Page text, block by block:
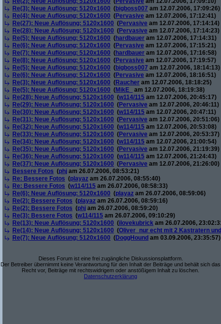
Re(3): Neue Auflösung: 5120x1600 (bigboss007 am 12.07.2006, 17:09:26)
Re(4): Neue Auflösung: 5120x1600 (Pervasive am 12.07.2006, 17:12:41)
Re(27): Neue Auflösung: 5120x1600 (Pervasive am 12.07.2006, 17:14:14)
Re(28): Neue Auflösung: 5120x1600 (Pervasive am 12.07.2006, 17:14:23)
Re(5): Neue Auflösung: 5120x1600 (hardbauer am 12.07.2006, 17:14:31)
Re(6): Neue Auflösung: 5120x1600 (Pervasive am 12.07.2006, 17:15:21)
Re(7): Neue Auflösung: 5120x1600 (hardbauer am 12.07.2006, 17:16:58)
Re(8): Neue Auflösung: 5120x1600 (Pervasive am 12.07.2006, 17:19:57)
Re(5): Neue Auflösung: 5120x1600 (bigboss007 am 12.07.2006, 18:14:13)
Re(6): Neue Auflösung: 5120x1600 (Pervasive am 12.07.2006, 18:16:51)
Re(3): Neue Auflösung: 5120x1600 (Raucher am 12.07.2006, 18:18:25)
Re(5): Neue Auflösung: 5120x1600 (MikE_
am 12.07.2006, 18:19:38)
Re(28): Neue Auflösung: 5120x1600 (w114/115 am 12.07.2006, 20:45:17)
Re(29): Neue Auflösung: 5120x1600 (Pervasive am 12.07.2006, 20:46:11)
Re(30): Neue Auflösung: 5120x1600 (w114/115 am 12.07.2006, 20:47:11)
Re(31): Neue Auflösung: 5120x1600 (Pervasive am 12.07.2006, 20:51:06)
Re(32): Neue Auflösung: 5120x1600 (w114/115 am 12.07.2006, 20:53:08)
Re(33): Neue Auflösung: 5120x1600 (Pervasive am 12.07.2006, 20:53:37)
Re(34): Neue Auflösung: 5120x1600 (w114/115 am 12.07.2006, 21:00:54)
Re(35): Neue Auflösung: 5120x1600 (Pervasive am 12.07.2006, 21:19:39)
Re(36): Neue Auflösung: 5120x1600 (w114/115 am 12.07.2006, 21:24:43)
Re(37): Neue Auflösung: 5120x1600 (Pervasive am 12.07.2006, 21:26:00)
Bessere Fotos (phj am 26.07.2006, 08:53:21)
Re: Bessere Fotos (playaz am 26.07.2006, 08:55:40)
Re: Bessere Fotos (w114/115 am 26.07.2006, 08:58:33)
Re(6): Neue Auflösung: 5120x1600 (playaz am 26.07.2006, 08:59:06)
Re(2): Bessere Fotos (playaz am 26.07.2006, 08:59:16)
Re(2): Bessere Fotos (phj am 26.07.2006, 08:59:20)
Re(3): Bessere Fotos (w114/115 am 26.07.2006, 09:10:29)
Re(13): Neue Auflösung: 5120x1600 (ilovekubrick am 26.07.2006,
Re(14): Neue Auflösung: 5120x1600 (Oliver_nur echt mit 2 Kastratern
Re(7): Neue Auflösung: 5120x1600 (DoggHound am 03.09.2006, 23:35:57)
Dieses Forum ist eine frei zugängliche Diskussionsplattform.
Der Betreiber übernimmt keine Verantwortung für den Inhalt der Beiträge und behält sich das
Recht vor, Beiträge mit rechtswidrigem oder anstößigem Inhalt zu löschen.
Datenschutzerklärung